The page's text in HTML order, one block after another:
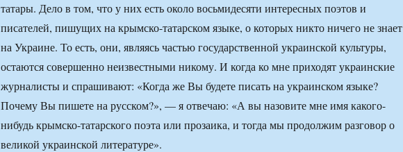
татары. Дело в том, что у них есть около восьмидесяти интересных поэтов и
писателей, пишущих на крымско-татарском языке, о которых никто ничего не знает
на Украине. То есть, они, являясь частью государственной украинской культуры,
остаются совершенно неизвестными никому. И когда ко мне приходят украинские
журналисты и спрашивают: «Когда же Вы будете писать на украинском языке?
Почему Вы пишете на русском?», — я отвечаю: «А вы назовите мне имя какого-
нибудь крымско-татарского поэта или прозаика, и тогда мы продолжим разговор о
великой украинской литературе».